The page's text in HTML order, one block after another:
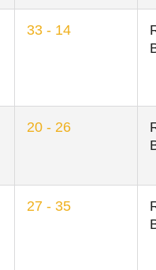
33 - 14
20 - 26
27 - 35